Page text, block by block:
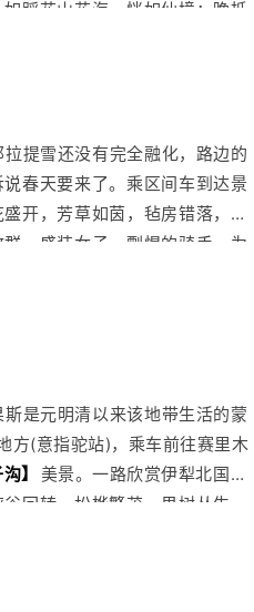
蹈花山花海，恍如仙境；晚抵
自行准备防晒防暑设施（如：
拉提雪还没有完全融化，路边的
春天要来了。乘区间车到达景
开，芳草如茵，毡房错落，清
，盛装女子，剽悍的骑手，为
地少数民族接触，感受少数民
炎热，要以棉织短袖为主，但
斯是元明清以来该地带生活的蒙
方(意指驼站)，乘车前往赛里木
沟】 美景。一路欣赏伊犁北国的
回转、松桦繁茂、果树丛生、
“奇绝仙境”。游览神秘美丽的
个半融化的冰湖，两边云杉和
边，撩一把赛里木湖的水或未